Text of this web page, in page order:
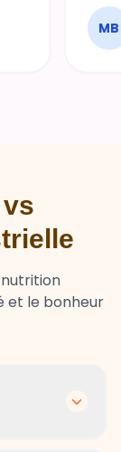
MB
et le bonheur